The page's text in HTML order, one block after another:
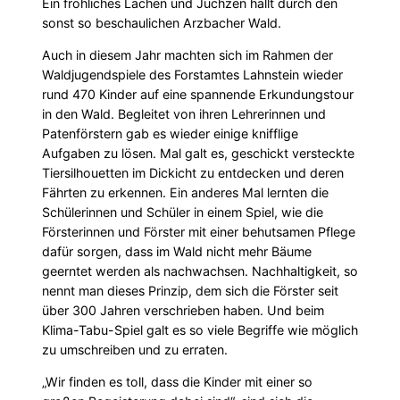
sonst so beschaulichen Arzbacher Wald.
Auch in diesem Jahr machten sich im Rahmen der
Waldjugendspiele des Forstamtes Lahnstein wieder
rund 470 Kinder auf eine spannende Erkundungstour
in den Wald. Begleitet von ihren Lehrerinnen und
Patenförstern gab es wieder einige knifflige
Aufgaben zu lösen. Mal galt es, geschickt versteckte
Tiersilhouetten im Dickicht zu entdecken und deren
Fährten zu erkennen. Ein anderes Mal lernten die
Schülerinnen und Schüler in einem Spiel, wie die
Försterinnen und Förster mit einer behutsamen Pflege
dafür sorgen, dass im Wald nicht mehr Bäume
geerntet werden als nachwachsen. Nachhaltigkeit, so
nennt man dieses Prinzip, dem sich die Förster seit
über 300 Jahren verschrieben haben. Und beim
Klima-Tabu-Spiel galt es so viele Begriffe wie möglich
zu umschreiben und zu erraten.
„Wir finden es toll, dass die Kinder mit einer so